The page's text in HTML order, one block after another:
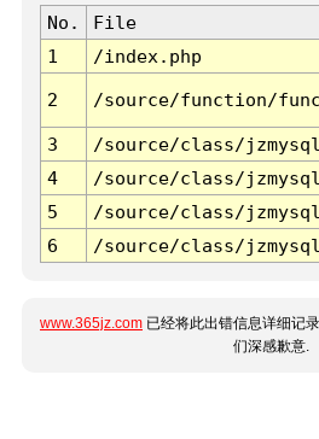
No. File
1
/index.php
2 /source/function/
3 /source/class/
4
/source/class/
5
/source/class/
6
/source/class/
www.365jz.com 已经将此出错信息详细记
们深感歉意.